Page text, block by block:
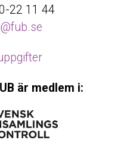
22 11 44
är medlem i: